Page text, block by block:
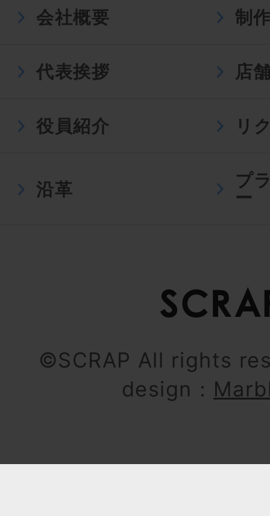
会社概要 制
代表挨拶 店
役員紹介 リ
沿革
プ
ー
©SCRAP All rights
design：